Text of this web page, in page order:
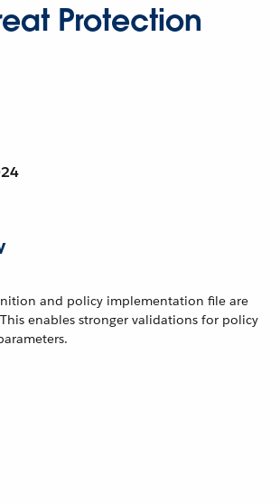
Protection
and policy implementation file are
enables stronger validations for policy